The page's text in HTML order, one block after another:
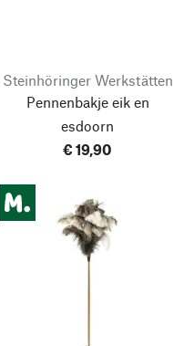
Steinhöringer Werkstätten
Pennenbakje eik en
esdoorn
€ 19,90